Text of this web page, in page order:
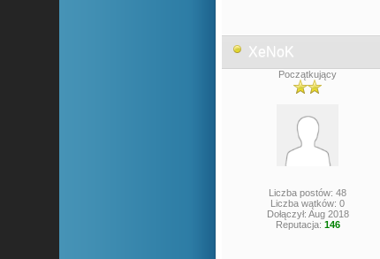
XeNoK
Początkujący
Liczba postów: 48
Liczba wątków: 0
Dołączył: Aug 2018
Reputacja: 146